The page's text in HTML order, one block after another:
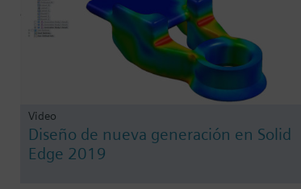
Video
Diseño de nueva generación en Solid
Edge 2019